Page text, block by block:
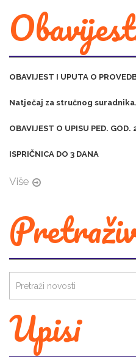
OBAVIJEST I UPUTA O
Natječaj za stručnog
OBAVIJEST O UPISU PED.
ISPRIČNICA DO 3 DANA
Više
Upisi